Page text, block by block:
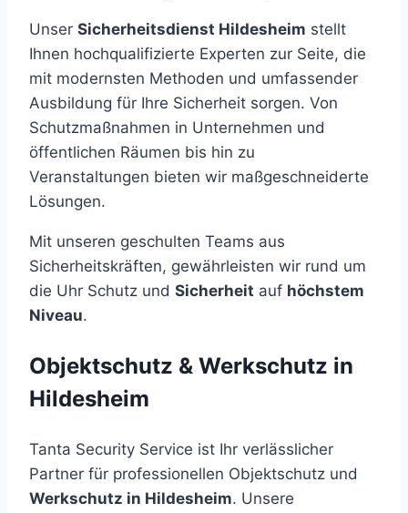
Unser Sicherheitsdienst Hildesheim stellt
Ihnen hochqualifizierte Experten zur Seite, die
mit modernsten Methoden und umfassender
Ausbildung für Ihre Sicherheit sorgen. Von
Schutzmaßnahmen in Unternehmen und
öffentlichen Räumen bis hin zu
Veranstaltungen bieten wir maßgeschneiderte
Lösungen.
Mit unseren geschulten Teams aus
Sicherheitskräften, gewährleisten wir rund um
die Uhr Schutz und Sicherheit auf höchstem
Niveau.
Objektschutz & Werkschutz in
Hildesheim
Tanta Security Service ist Ihr verlässlicher
Partner für professionellen Objektschutz und
Werkschutz in Hildesheim. Unsere